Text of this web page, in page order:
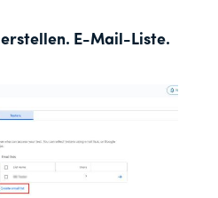
erstellen. E-Mail-Liste.